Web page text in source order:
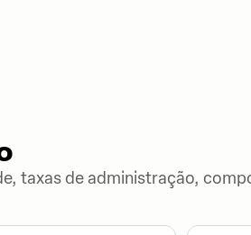
taxas de administração,